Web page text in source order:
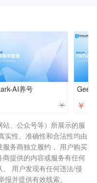
AI养号
￥ ￥
、公众号等）所展示的服
实性、准确性和合法性均由
务商独立履约， 用户购买
提供的内容或服务有任何
用户发现有任何违法/侵
并提供有效线索。